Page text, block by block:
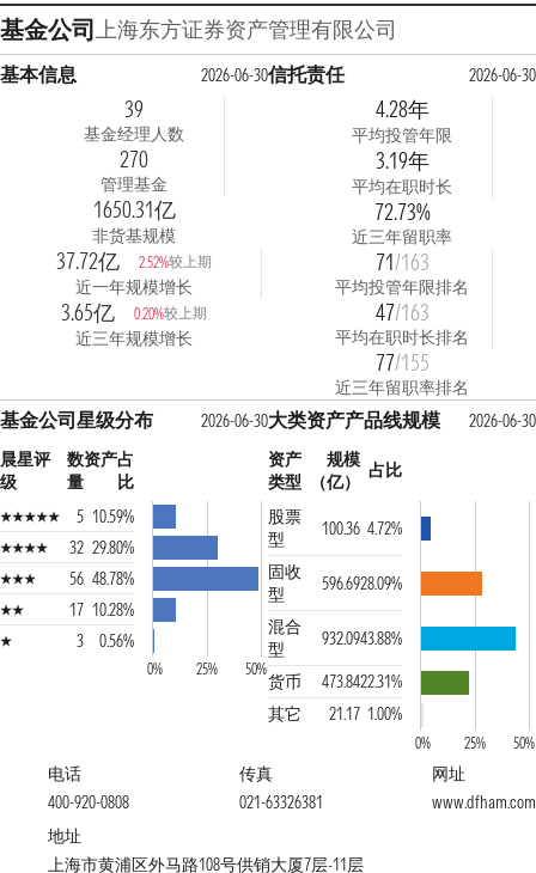
基金公司上海东方证券资产管理有限公司
基本信息 2026-06-30
39
基金经理人数
270
管理基金
1650.31亿
非货基规模
37.72亿 2.52%较上期
近一年规模增长
3.65亿 0.20%较上期
近三年规模增长
信托责任 2026-06-30
4.28年
平均投管年限
3.19年
平均在职时长
72.73%
近三年留职率
71/163
平均投管年限排名
47/163
平均在职时长排名
77/155
近三年留职率排名
基金公司星级分布
2026-06-30
晨星评
级
数
量
资产占
比
5 10.59%
32 29.80%
56 48.78%
17 10.28%
3
0.56%
0% 25% 50%
大类资产产品线规模
2026-06-30
资产
类型
规模
（亿）
占比
股票
型
100.36 4.72%
固收
型
596.6928.09%
混合
型
932.0943.88%
货币
473.8422.31%
其它
21.17 1.00%
0% 25% 50%
电话
400-920-0808
传真
021-63326381
网址
www.dfham.com
地址
上海市黄浦区外马路108号供销大厦7层-11层